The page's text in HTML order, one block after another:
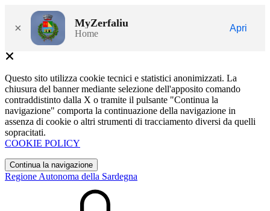
× MyZerfaliu
Home
Apri
Questo sito utilizza cookie tecnici e statistici anonimizzati. La
chiusura del banner mediante selezione dell'apposito comando
contraddistinto dalla X o tramite il pulsante "Continua la
navigazione" comporta la continuazione della navigazione in
assenza di cookie o altri strumenti di tracciamento diversi da quelli
sopracitati.
COOKIE POLICY
Continua la navigazione
Regione Autonoma della Sardegna